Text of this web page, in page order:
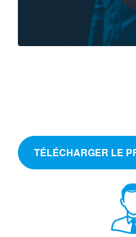
TÉLÉCHARGER LE